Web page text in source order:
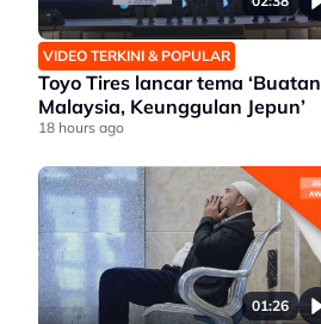
VIDEO TERKINI & POPULAR
Toyo Tires lancar tema ‘Buatan
Malaysia, Keunggulan Jepun’
18 hours ago
01:26